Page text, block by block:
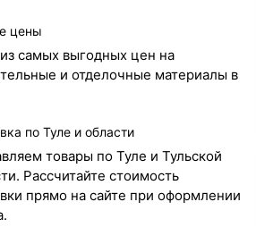
цены
самых выгодных цен на
и отделочные материалы в
по Туле и области
товары по Туле и Тульской
Рассчитайте стоимость
прямо на сайте при оформлении